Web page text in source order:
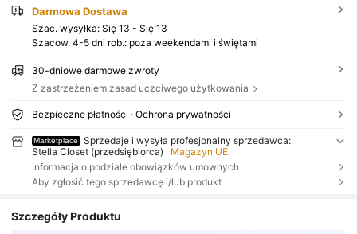
Darmowa Dostawa
Szac. wysyłka: Się 13 - Się 13
Szacow. 4-5 dni rob.: poza weekendami i świętami
30-dniowe darmowe zwroty
Z zastrzeżeniem zasad uczciwego użytkowania
Bezpieczne płatności · Ochrona prywatności
Marketplace
Sprzedaje i wysyła profesjonalny sprzedawca:
Stella Closet (przedsiębiorca)
Magazyn UE
Informacja o podziale obowiązków umownych
Aby zgłosić tego sprzedawcę i/lub produkt
Szczegóły Produktu